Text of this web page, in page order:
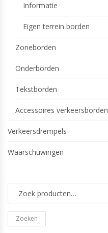
Informatie
Eigen terrein borden
Zoneborden
Onderborden
Tekstborden
Accessoires verkeersborden
Verkeersdrempels
Waarschuwingen
Zoeken